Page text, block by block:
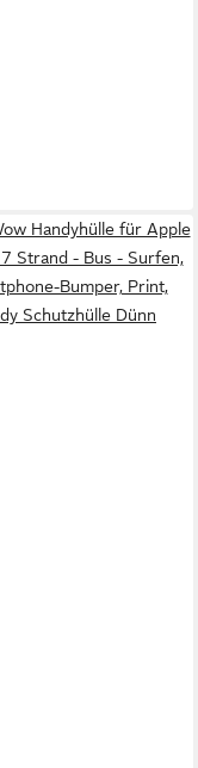
Handyhülle für Apple
Strand - Bus - Surfen,
Bumper, Print,
Schutzhülle Dünn